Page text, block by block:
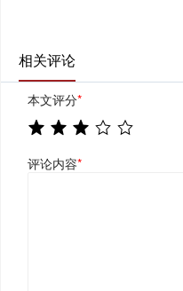
相关评论
本文评分*
评论内容*